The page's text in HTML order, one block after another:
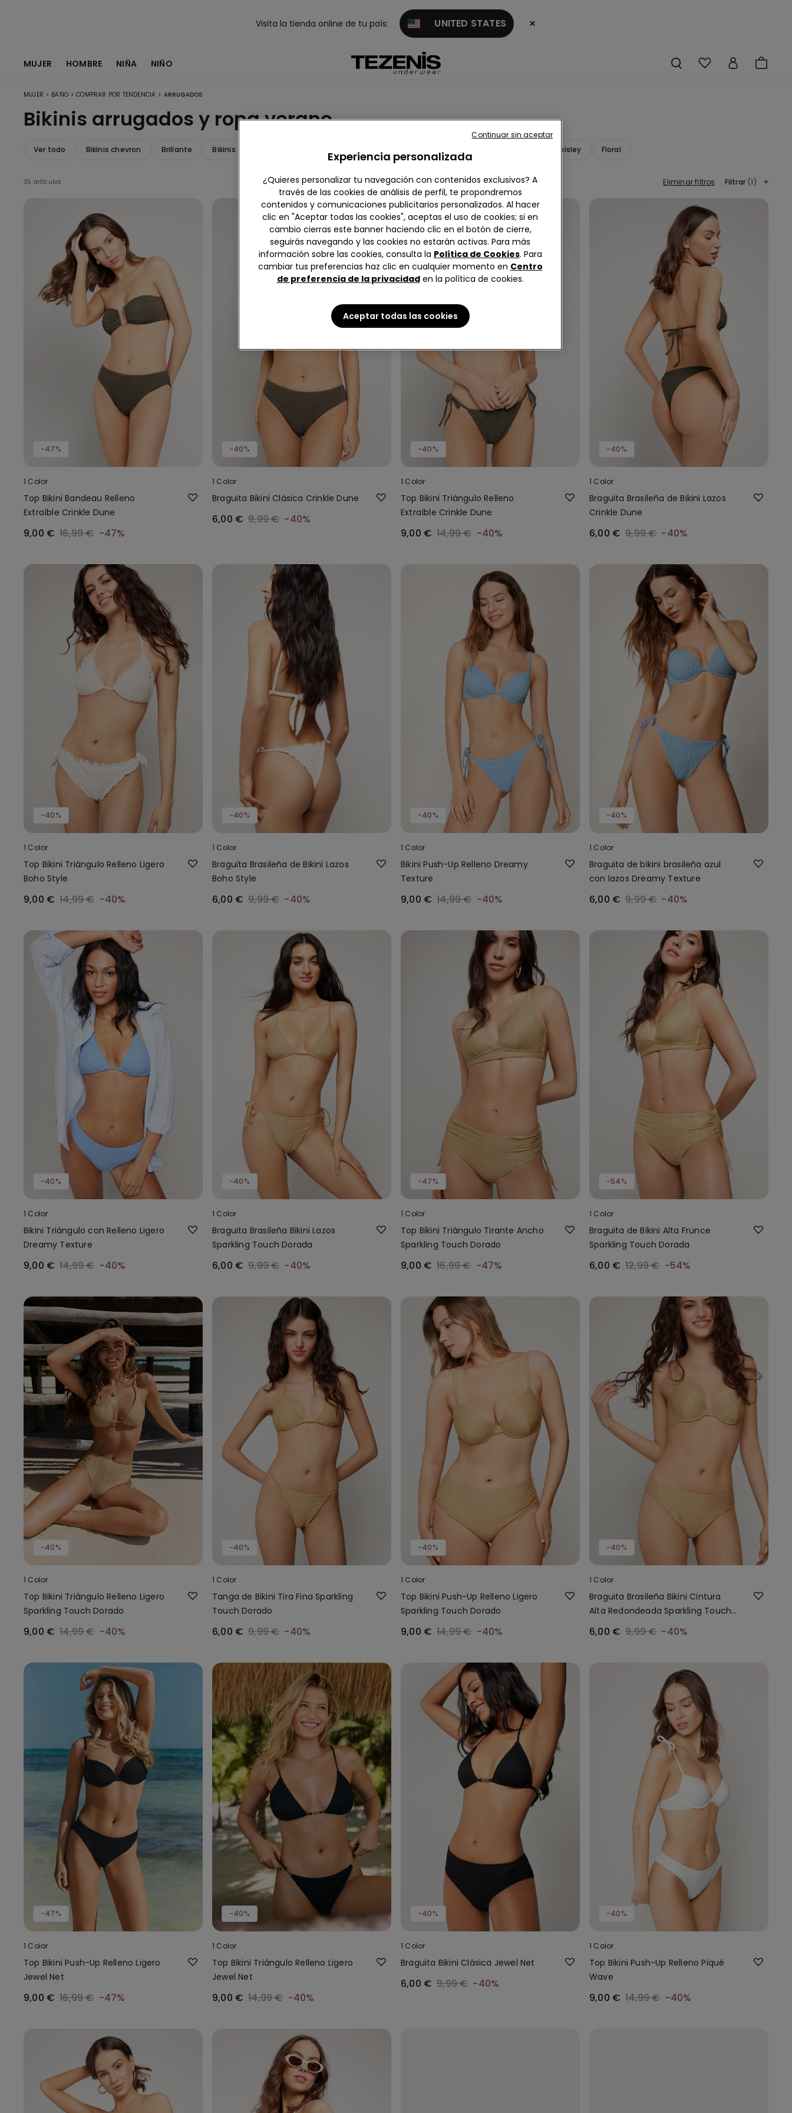
Visita la tienda online de tu país: UNITED STATES ×
MUJER HOMBRE NIÑA NIÑO
MUJER > BAÑO > COMPRAR POR TENDENCIA > ARRUGADOS
Bikinis arrugados y ropa verano
Ver todo Bikinis chevron Brillante Bikinis a rayas Estampado paisley Floral
35 artículos Eliminar filtros Filtrar (1)
-47%
1 Color
Top Bikini Bandeau Relleno
Extraíble Crinkle Dune
9,00 € 16,99 € -47%
-40%
1 Color
Braguita Bikini Clásica Crinkle Dune
6,00 € 9,99 € -40%
-40%
1 Color
Top Bikini Triángulo Relleno
Extraíble Crinkle Dune
9,00 € 14,99 € -40%
-40%
1 Color
Braguita Brasileña de Bikini Lazos
Crinkle Dune
6,00 € 9,99 € -40%
-40%
1 Color
Top Bikini Triángulo Relleno Ligero
Boho Style
9,00 € 14,99 € -40%
-40%
1 Color
Braguita Brasileña de Bikini Lazos
Boho Style
6,00 € 9,99 € -40%
-40%
1 Color
Bikini Push-Up Relleno Dreamy
Texture
9,00 € 14,99 € -40%
-40%
1 Color
Braguita de bikini brasileña azul
con lazos Dreamy Texture
6,00 € 9,99 € -40%
-40%
1 Color
Bikini Triángulo con Relleno Ligero
Dreamy Texture
9,00 € 14,99 € -40%
-40%
1 Color
Braguita Brasileña Bikini Lazos
Sparkling Touch Dorada
6,00 € 9,99 € -40%
-47%
1 Color
Top Bikini Triángulo Tirante Ancho
Sparkling Touch Dorado
9,00 € 16,99 € -47%
-54%
1 Color
Braguita de Bikini Alta Frunce
Sparkling Touch Dorada
6,00 € 12,99 € -54%
-40%
1 Color
Top Bikini Triángulo Relleno Ligero
Sparkling Touch Dorado
9,00 € 14,99 € -40%
-40%
1 Color
Tanga de Bikini Tira Fina Sparkling
Touch Dorado
6,00 € 9,99 € -40%
-40%
1 Color
Top Bikini Push-Up Relleno Ligero
Sparkling Touch Dorado
9,00 € 14,99 € -40%
-40%
1 Color
Braguita Brasileña Bikini Cintura
Alta Redondeada Sparkling Touch
6,00 € 9,99 € -40%
-47%
1 Color
Top Bikini Push-Up Relleno Ligero
Jewel Net
9,00 € 16,99 € -47%
-40%
1 Color
Top Bikini Triángulo Relleno Ligero
Jewel Net
9,00 € 14,99 € -40%
-40%
1 Color
Braguita Bikini Clásica Jewel Net
6,00 € 9,99 € -40%
-40%
1 Color
Top Bikini Push-Up Relleno Piqué
Wave
9,00 € 14,99 € -40%
Experiencia personalizada
¿Quieres personalizar tu navegación con contenidos exclusivos? A
través de las cookies de análisis de perfil, te propondremos
contenidos y comunicaciones publicitarios personalizados. Al hacer
clic en "Aceptar todas las cookies", aceptas el uso de cookies; si en
cambio cierras este banner haciendo clic en el botón de cierre,
seguirás navegando y las cookies no estarán activas. Para más
información sobre las cookies, consulta la Política de Cookies. Para
cambiar tus preferencias haz clic en cualquier momento en Centro
de preferencia de la privacidaden la política de cookies.
Aceptar todas las cookies
Continuar sin aceptar